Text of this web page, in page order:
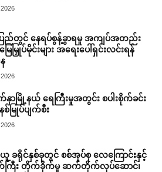
ည်တွင် နေရပ်စွန့်ခွာရမှု အကျပ်အတည်း
ြေမြှုပ်မိုင်းများ အရေးပေါ်ရှင်းလင်းရန်
နှာမြို့နယ် ရေကြီးမှုအတွင်း စပါးစိုက်ခင်း
နစ်မြုပ်ပျက်စီး
ခရိုင်နှစ်ခုတွင် စစ်အုပ်စု လေကြောင်းနှင့်
ြီး တိုက်ခိုက်မှု ဆက်တိုက်လုပ်ဆောင်၊